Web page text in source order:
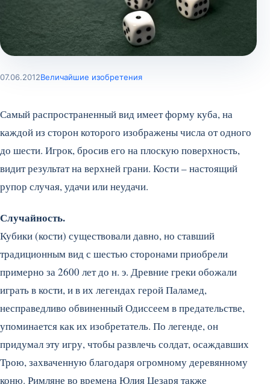
07.06.2012Величайшие изобретения
Самый распространенный вид имеет форму куба, на
каждой из сторон которого изображены числа от одного
до шести. Игрок, бросив его на плоскую поверхность,
видит результат на верхней грани. Кости – настоящий
рупор случая, удачи или неудачи.
Случайность.
Кубики (кости) существовали давно, но ставший
традиционным вид с шестью сторонами приобрели
примерно за 2600 лет до н. э. Древние греки обожали
играть в кости, и в их легендах герой Паламед,
несправедливо обвиненный Одиссеем в предательстве,
упоминается как их изобретатель. По легенде, он
придумал эту игру, чтобы развлечь солдат, осаждавших
Трою, захваченную благодаря огромному деревянному
коню. Римляне во времена Юлия Цезаря также